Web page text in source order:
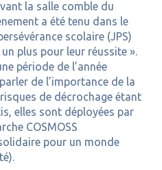
la salle comble du
a été tenu dans le
scolaire (JPS)
plus pour leur réussite ».
période de l’année
de l’importance de la
de décrochage étant
elles sont déployées par
COSMOSS
pour un monde